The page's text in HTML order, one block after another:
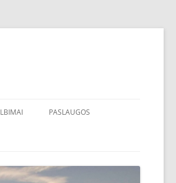
PASLAUGOS